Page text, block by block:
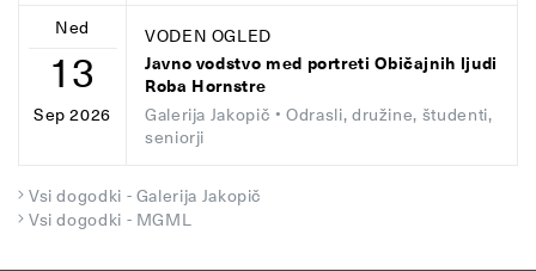
Ned
13
Sep 2026
VODEN OGLED
Javno vodstvo med portreti Običajnih ljudi
Roba Hornstre
Galerija Jakopič • Odrasli, družine, študenti,
seniorji
Vsi dogodki - Galerija Jakopič
Vsi dogodki - MGML